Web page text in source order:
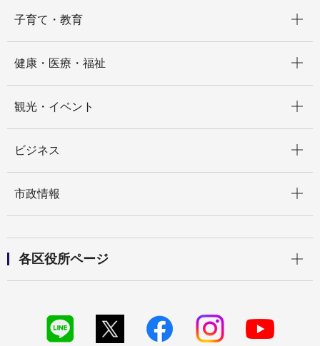
子育て・教育
健康・医療・福祉
観光・イベント
ビジネス
市政情報
各区役所ページ